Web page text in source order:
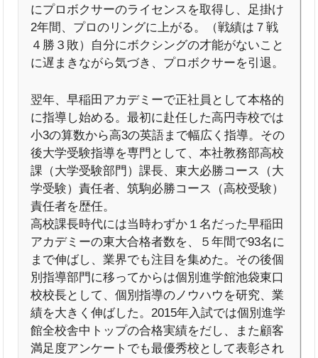
にプロボクサーのライセンスを取得し、足掛け
2年間、プロのリングに上がる。（戦績は７戦
４勝３敗）自分にボクシングの才能がないこと
に遅まきながら気づき、プロボクサーを引退。
翌年、早稲田アカデミーで正社員として本格的
に指導し始める。最初に赴任した高円寺校では
小3の算数から高3の英語まで幅広く指導。その
後大学受験指導を専門として、本社教務部高校
課（大学受験部門）課長、東大必勝コース（大
学受験）責任者、筑駒必勝コース（高校受験）
責任者を歴任。
高校課長時代には当時わずか１名だった早稲田
アカデミーの東大合格者数を、５年間で93名に
まで伸ばし、業界でも注目を集めた。その後個
別指導部門に移ってからは個別進学館池袋東口
校校長として、個別指導のノウハウを研究、業
績を大きく伸ばした。2015年入試では個別進学
館全校舎中トップの合格実績をだし、また顧客
満足度アンケートでも最優秀校として表彰され